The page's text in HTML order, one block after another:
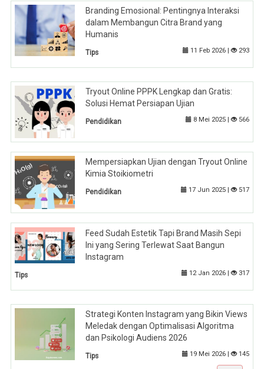
Branding Emosional: Pentingnya Interaksi
dalam Membangun Citra Brand yang
Humanis
Tips 11 Feb 2026 | 293
Tryout Online PPPK Lengkap dan Gratis:
Solusi Hemat Persiapan Ujian
Pendidikan 8 Mei 2025 | 566
Mempersiapkan Ujian dengan Tryout Online
Kimia Stoikiometri
Pendidikan 17 Jun 2025 | 517
Feed Sudah Estetik Tapi Brand Masih Sepi
Ini yang Sering Terlewat Saat Bangun
Instagram
Tips 12 Jan 2026 | 317
Strategi Konten Instagram yang Bikin Views
Meledak dengan Optimalisasi Algoritma
dan Psikologi Audiens 2026
Tips 19 Mei 2026 | 145